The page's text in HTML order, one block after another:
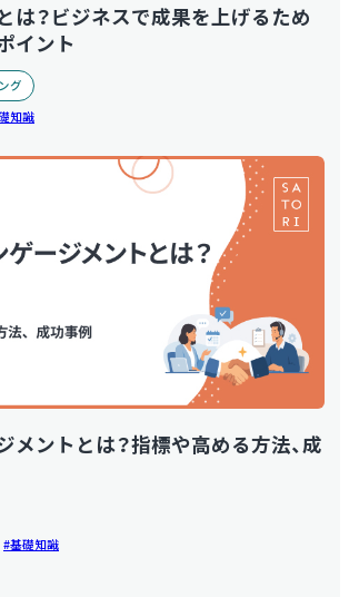
は？ビジネスで成果を上げるため
イント
グ
知識
メントとは？指標や高める方法、成
基礎知識